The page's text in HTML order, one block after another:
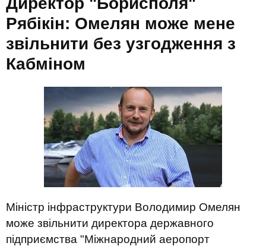
Рябікін: Омелян може мене
звільнити без узгодження з
Кабміном
Міністр інфраструктури Володимир Омелян
може звільнити директора державного
підприємства "Міжнародний аеропорт